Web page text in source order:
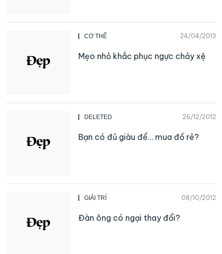
CƠ THỂ 24/04/2013
Mẹo nhỏ khắc phục ngực chảy xệ
DELETED 26/12/2012
Bạn có đủ giàu để… mua đồ rẻ?
GIẢI TRÍ 08/10/2012
Đàn ông có ngại thay đổi?